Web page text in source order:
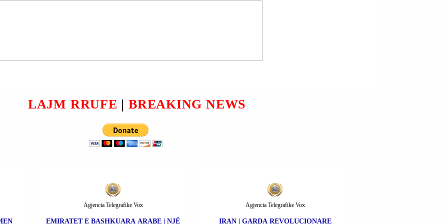
LAJM RRUFE | BREAKING NEWS
EMIRATET E BASHKUARA ARABE | NJË
Agjencia Telegrafike Vox
IRAN | GARDA REVOLUCIONARE
Agjencia Telegrafike Vox